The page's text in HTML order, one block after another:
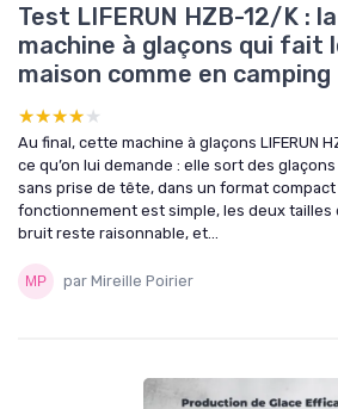
Test LIFERUN HZB-12/K :
machine à glaçons qui fait
maison comme en camping
★★★★★
★★★★★
Au final, cette machine à glaçons LIFERUN
ce qu’on lui demande : elle sort des
sans prise de tête, dans un format
fonctionnement est simple, les deux tailles
bruit reste raisonnable, et...
par Mireille Poirier